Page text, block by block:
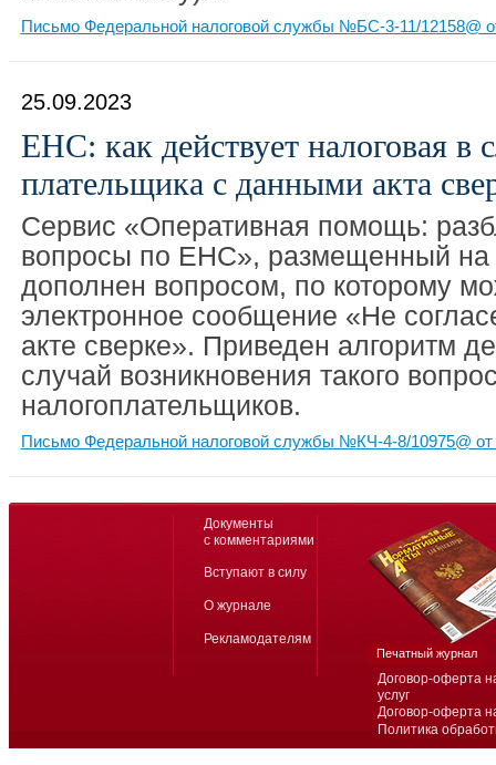
Письмо Федеральной налоговой службы №БС-3-11/12158@
25.09.2023
ЕНС: как действует налоговая в
плательщика с данными акта
Сервис «Оперативная помощь:
вопросы по ЕНС», размещенный
дополнен вопросом, по которому
электронное сообщение «Не
акте сверке». Приведен алгоритм
случай возникновения такого
налогоплательщиков.
Письмо Федеральной налоговой службы №КЧ-4-8/10975@ от
Договор-оферта
услуг
Договор-оферта
Политика
Документы
с комментариями
Вступают в силу
О журнале
Рекламодателям
Печатный журнал